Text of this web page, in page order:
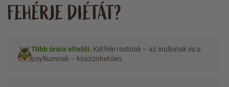
FEHÉRJE DIÉTÁT?
Több órára eltelíti. Kétféle rostnak – az inulinnak és a
psylliumnak – köszönhetően.